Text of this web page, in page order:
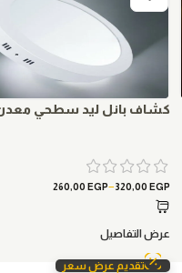
كشاف بانل ليد سطحي
260,00 EGP–320,00 EGP
عرض التفاصيل
تقديم عرض سعر